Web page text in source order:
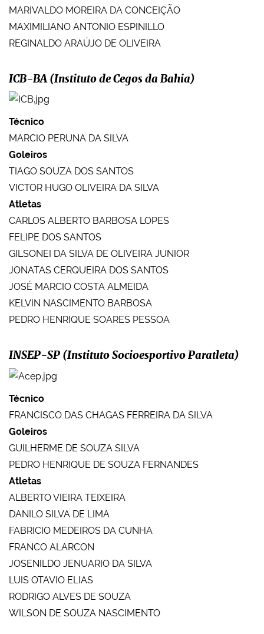
MARIVALDO MOREIRA DA CONCEIÇÃO
MAXIMILIANO ANTONIO ESPINILLO
REGINALDO ARAÚJO DE OLIVEIRA
ICB-BA (Instituto de Cegos da Bahia)
Técnico
MARCIO PERUNA DA SILVA
Goleiros
TIAGO SOUZA DOS SANTOS
VICTOR HUGO OLIVEIRA DA SILVA
Atletas
CARLOS ALBERTO BARBOSA LOPES
FELIPE DOS SANTOS
GILSONEI DA SILVA DE OLIVEIRA JUNIOR
JONATAS CERQUEIRA DOS SANTOS
JOSÉ MARCIO COSTA ALMEIDA
KELVIN NASCIMENTO BARBOSA
PEDRO HENRIQUE SOARES PESSOA
INSEP-SP (Instituto Socioesportivo Paratleta)
Técnico
FRANCISCO DAS CHAGAS FERREIRA DA SILVA
Goleiros
GUILHERME DE SOUZA SILVA
PEDRO HENRIQUE DE SOUZA FERNANDES
Atletas
ALBERTO VIEIRA TEIXEIRA
DANILO SILVA DE LIMA
FABRICIO MEDEIROS DA CUNHA
FRANCO ALARCON
JOSENILDO JENUARIO DA SILVA
LUIS OTAVIO ELIAS
RODRIGO ALVES DE SOUZA
WILSON DE SOUZA NASCIMENTO